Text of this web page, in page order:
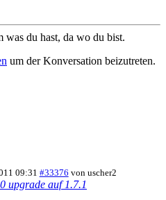
was du hast, da wo du bist.
um der Konversation beizutreten.
09:31 #33376 von uscher2
upgrade auf 1.7.1